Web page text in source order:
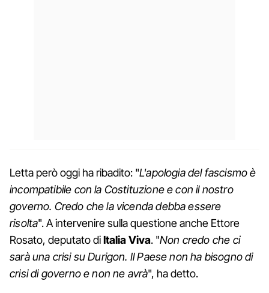
Letta però oggi ha ribadito: "L'apologia del fascismo è
incompatibile con la Costituzione e con il nostro
governo. Credo che la vicenda debba essere
risolta". A intervenire sulla questione anche Ettore
Rosato, deputato diItalia Viva. "Non credo che ci
sarà una crisi su Durigon. Il Paese non ha bisogno di
crisi di governo e non ne avrà", ha detto.